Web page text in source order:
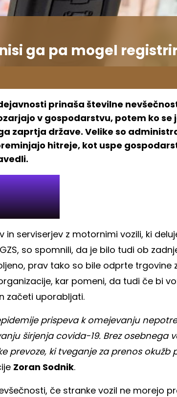
ga pa mogel
prinaša številne
v gospodarstvu, potem ko se
zaprtja države. Velike so
hitreje, kot uspe
serviserjev z motornimi vozili, ki
so spomnili, da je bilo tudi ob
prav tako so bile odprte trgovine
kar pomeni, da tudi če bi
začeti uporabljati.
prispeva k omejevanju
širjenja covida-19. Brez osebnega
prevoze, ki tveganje za prenos okužb
Zoran Sodnik.
če stranke vozil ne morejo